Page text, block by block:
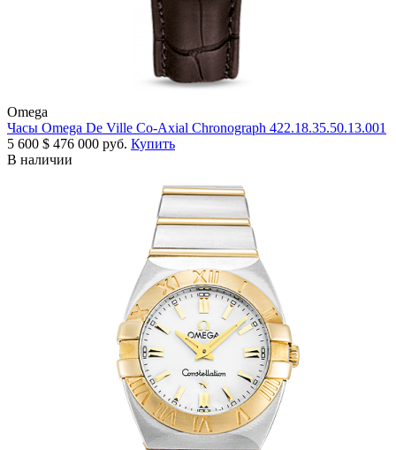
Omega
Часы Omega De Ville Co-Axial Chronograph 422.18.35.50.13.001
5 600 $ 476 000 руб. Купить
В наличии